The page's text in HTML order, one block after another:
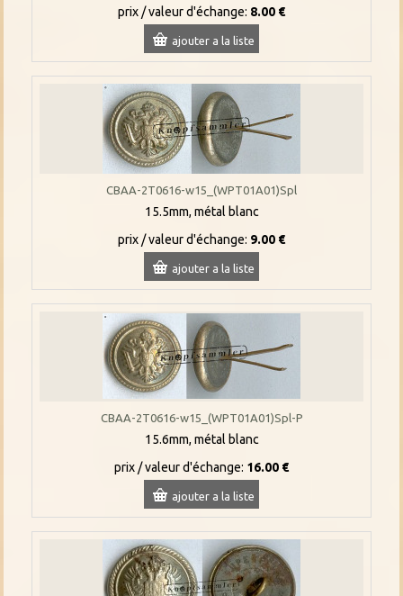
prix / valeur d'échange: 8.00 €
ajouter a la liste
CBAA-2T0616-w15_(WPT01A01)Spl
15.5mm, métal blanc
prix / valeur d'échange: 9.00 €
ajouter a la liste
CBAA-2T0616-w15_(WPT01A01)Spl-P
15.6mm, métal blanc
prix / valeur d'échange: 16.00 €
ajouter a la liste